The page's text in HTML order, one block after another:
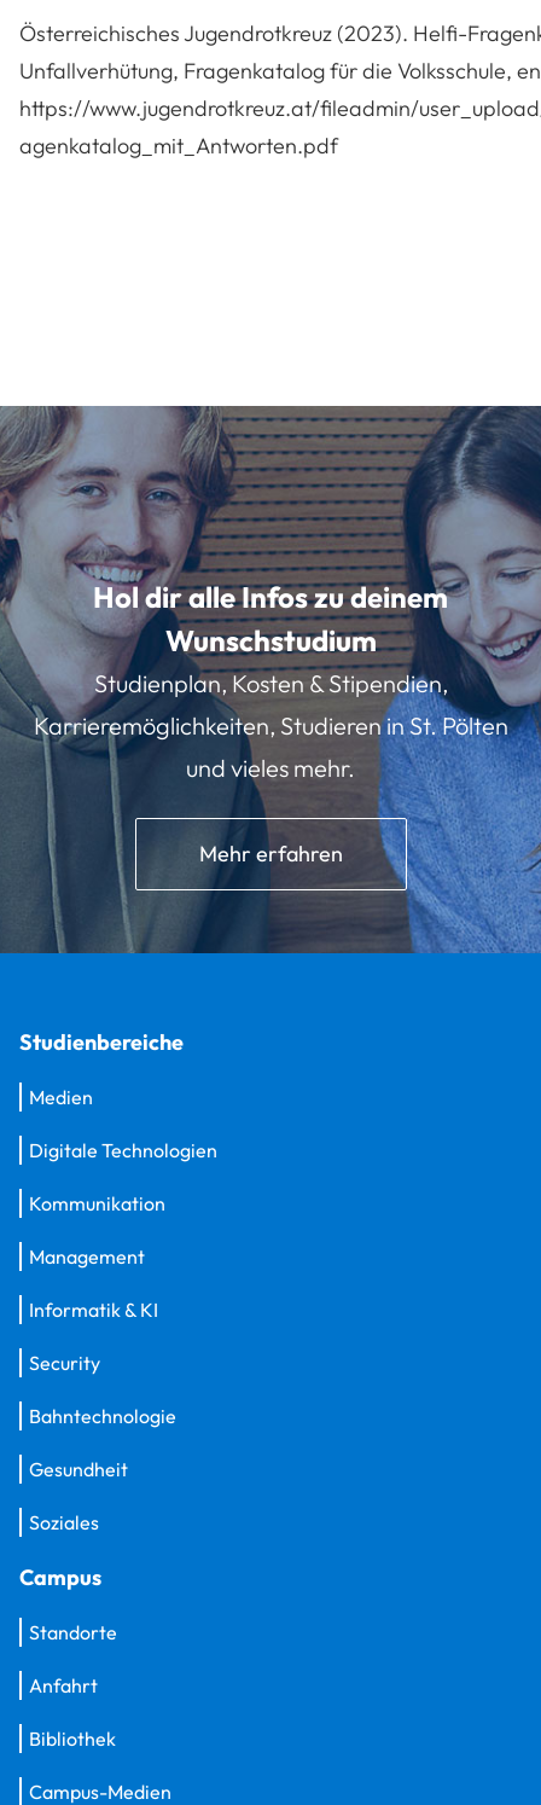
Österreichisches Jugendrotkreuz (2023). Helfi-
Unfallverhütung, Fragenkatalog für die Volksschule,
https://www.jugendrotkreuz.at/fileadmin/
agenkatalog_mit_Antworten.pdf
Hol dir alle Infos zu deinem
Wunschstudium
Studienplan, Kosten & Stipendien,
Karrieremöglichkeiten, Studieren in St. Pölten
und vieles mehr.
Mehr erfahren
Studienbereiche
Medien
Digitale Technologien
Kommunikation
Management
Informatik & KI
Security
Bahntechnologie
Gesundheit
Soziales
Campus
Standorte
Anfahrt
Bibliothek
Campus-Medien